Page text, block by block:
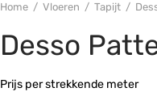
Home / Vloeren / Tapijt /
Desso
Prijs per strekkende meter